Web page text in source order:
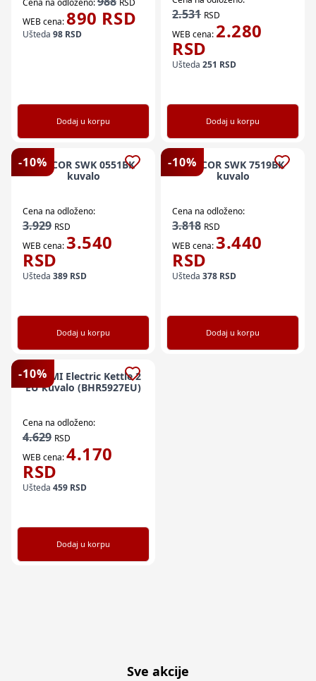
WEB cena:890 RSD
Ušteda 98 RSD
Dodaj u korpu
2.531 RSD
WEB cena: 2.280
RSD
Ušteda 251 RSD
Dodaj u korpu
-10%
SENCOR SWK 0551BK
kuvalo
Cena na odloženo:
3.929 RSD
WEB cena:3.540
RSD
Ušteda 389 RSD
Dodaj u korpu
-10%
SENCOR SWK 7519BK
kuvalo
Cena na odloženo:
3.818 RSD
WEB cena:3.440
RSD
Ušteda 378 RSD
Dodaj u korpu
-10%
XIAOMI Electric Kettle 2
EU kuvalo (BHR5927EU)
Cena na odloženo:
4.629 RSD
WEB cena:4.170
RSD
Ušteda 459 RSD
Dodaj u korpu
Sve akcije